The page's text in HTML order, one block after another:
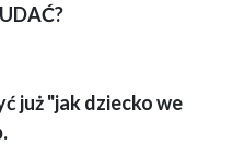
już "jak dziecko we